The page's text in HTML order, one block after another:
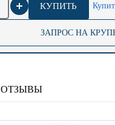
КУПИТЬ
ЗАПРОС НА
ОТЗЫВЫ